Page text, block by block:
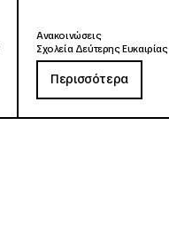
Ανακοινώσεις
Σχολεία Δεύτερης Ευκαιρίας
Περισσότερα